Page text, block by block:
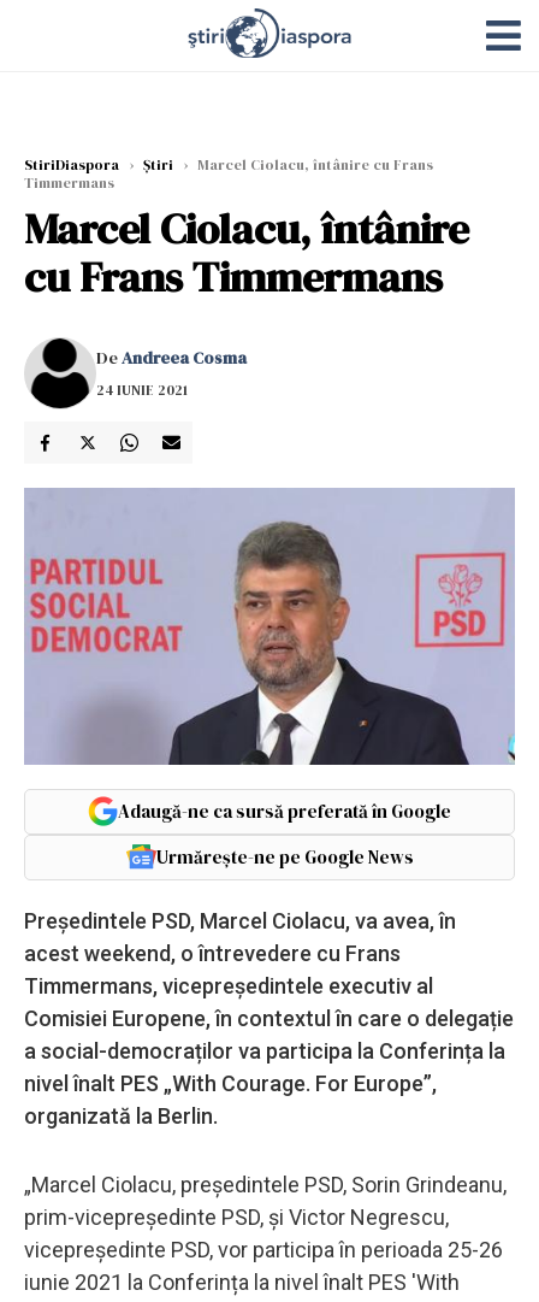
StiriDiaspora › Știri › Marcel Ciolacu, întânire cu Frans
Timmermans
Marcel Ciolacu, întânire
cu Frans Timmermans
DeAndreea Cosma
24 IUNIE 2021
Adaugă-ne ca sursă preferată în Google
Urmărește-ne pe Google News
Președintele PSD, Marcel Ciolacu, va avea, în
acest weekend, o întrevedere cu Frans
Timmermans, vicepreşedintele executiv al
Comisiei Europene, în contextul în care o delegație
a social-democraților va participa la Conferința la
nivel înalt PES „With Courage. For Europe”,
organizată la Berlin.
„Marcel Ciolacu, președintele PSD, Sorin Grindeanu,
prim-vicepreședinte PSD, și Victor Negrescu,
vicepreședinte PSD, vor participa în perioada 25-26
iunie 2021 la Conferința la nivel înalt PES 'With